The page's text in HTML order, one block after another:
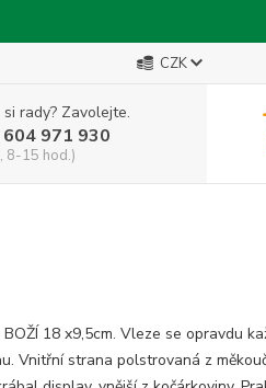
CZK
rady? Zavolejte.
971 930
8-15 hod.)
BOŽÍ 18 x9,5cm. Vleze se opravdu
Vnitřní strana polstrovaná z